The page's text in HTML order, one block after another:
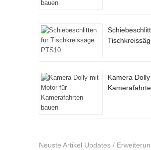
Kamera
Neuste Artikel Updates /